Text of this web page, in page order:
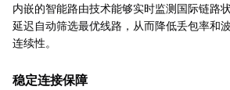
内嵌的智能路由技术能够实时监测国际链路
延迟自动筛选最优线路，从而降低丢包率和
连续性。
稳定连接保障